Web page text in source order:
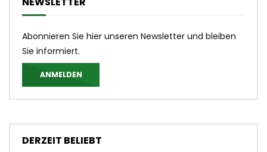
Abonnieren Sie hier unseren Newsletter und bleiben
Sie informiert.
ANMELDEN
DERZEIT BELIEBT